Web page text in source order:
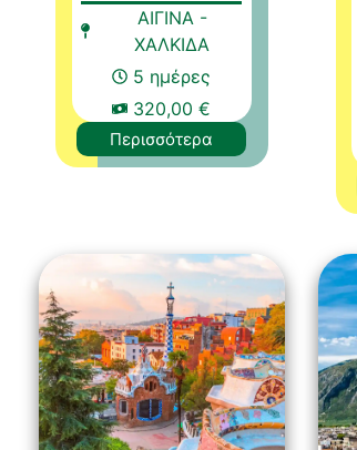
ΑΙΓΙΝΑ -
ΧΑΛΚΙΔΑ
5 ημέρες
320,00 €
Περισσότερα